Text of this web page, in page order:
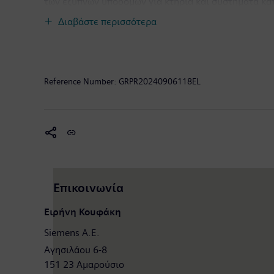
βιομηχανικής παραγωγής. Μέσω των ξεχωριστά
κορυφαίου προμηθευτή λύσεων smart mobility
Διαβάστε περισσότερα
Reference Number: GRPR20240906118EL
Επικοινωνία
Ειρήνη Κουφάκη
Siemens A.Ε.
Αγησιλάου 6-8
151 23 Αμαρούσιο